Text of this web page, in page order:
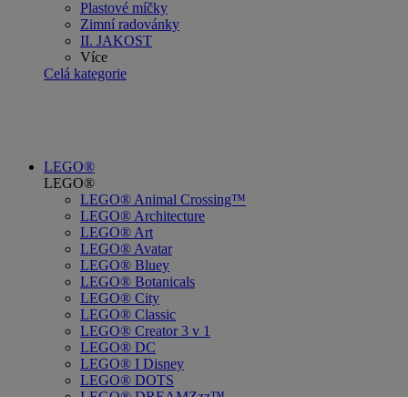
Plastové míčky
Zimní radovánky
II. JAKOST
Více
Celá kategorie
LEGO®
LEGO®
LEGO® Animal Crossing™
LEGO® Architecture
LEGO® Art
LEGO® Avatar
LEGO® Bluey
LEGO® Botanicals
LEGO® City
LEGO® Classic
LEGO® Creator 3 v 1
LEGO® DC
LEGO® I Disney
LEGO® DOTS